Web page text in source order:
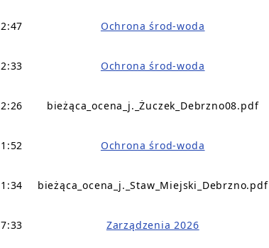
Ochrona środ-woda
Ochrona środ-woda
bieżąca_ocena_j._Żuczek_Debrzno08.pdf
Ochrona środ-woda
bieżąca_ocena_j._Staw_Miejski_Debrzno.pdf
Zarządzenia 2026